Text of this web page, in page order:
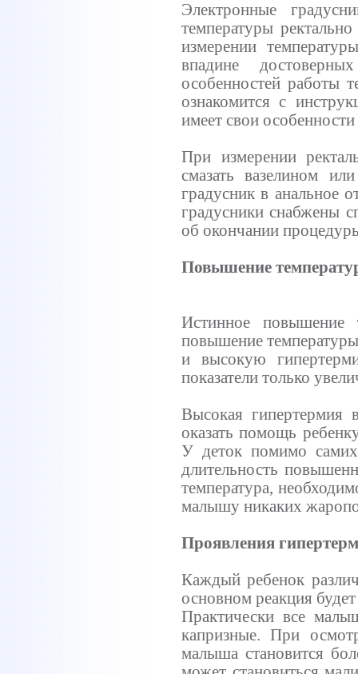
Электронные
температуры
измерении
впадине
особенностей работы
ознакомится с
имеет свои особенности
При измерении
смазать вазелином
градусник в анальное
градусники снабжены
об окончании
Повышение
Истинное повышение
повышение
и высокую
показатели только
Высокая гипертермия
оказать помощь
У деток помимо
длительность
температура,
малышу никаких
Проявления
Каждый ребенок
основном реакция
Практически все
капризные. При
малыша становится